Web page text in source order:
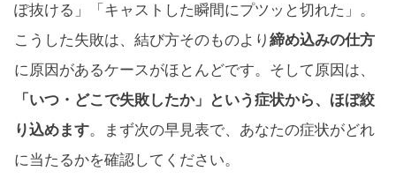
ぽ抜ける」「キャストした瞬間にプツッと切れた」。
こうした失敗は、結び方そのものより 締め込みの仕方
に原因があるケースがほとんどです。そして原因は、
「いつ・どこで失敗したか」という症状から、ほぼ絞
り込めます。まず次の早見表で、あなたの症状がどれ
に当たるかを確認してください。